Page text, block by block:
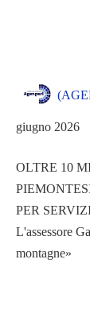
giugno 2026
OLTRE 10
PER
L'assessore
montagne»